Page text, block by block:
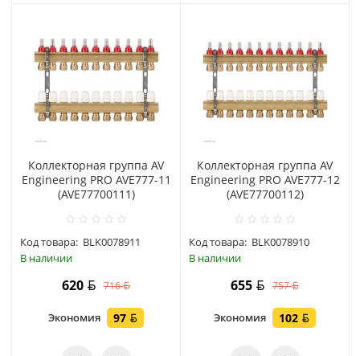
Коллекторная группа AV
Engineering PRO AVE777-11
(AVE77700111)
Код товара: BLK0078911
В наличии
620 716
Экономия 97
Коллекторная группа AV
Engineering PRO AVE777-12
(AVE77700112)
Код товара: BLK0078910
В наличии
655 757
Экономия 102